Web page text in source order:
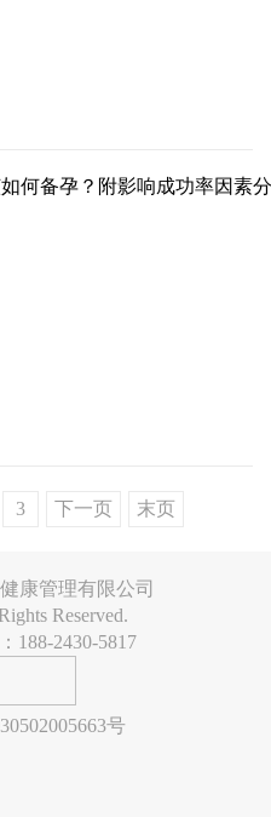
3 下一页 末页
康管理有限公司
Reserved.
188-2430-5817
号